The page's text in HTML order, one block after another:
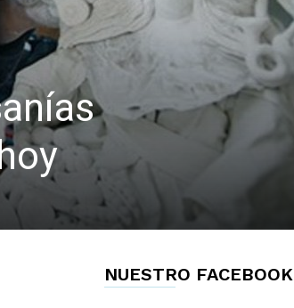
NUESTRO FACEBOOK